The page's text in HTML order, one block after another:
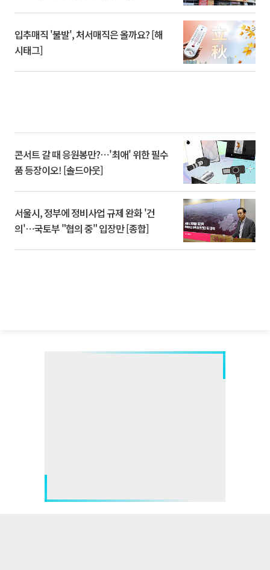
입추매직 '불발', 처서매직은 올까요? [해
시태그]
콘서트 갈 때 응원봉만?⋯'최애' 위한 필수
품 등장이오! [솔드아웃]
서울시, 정부에 정비사업 규제 완화 '건
의'⋯국토부 "협의 중" 입장만 [종합]